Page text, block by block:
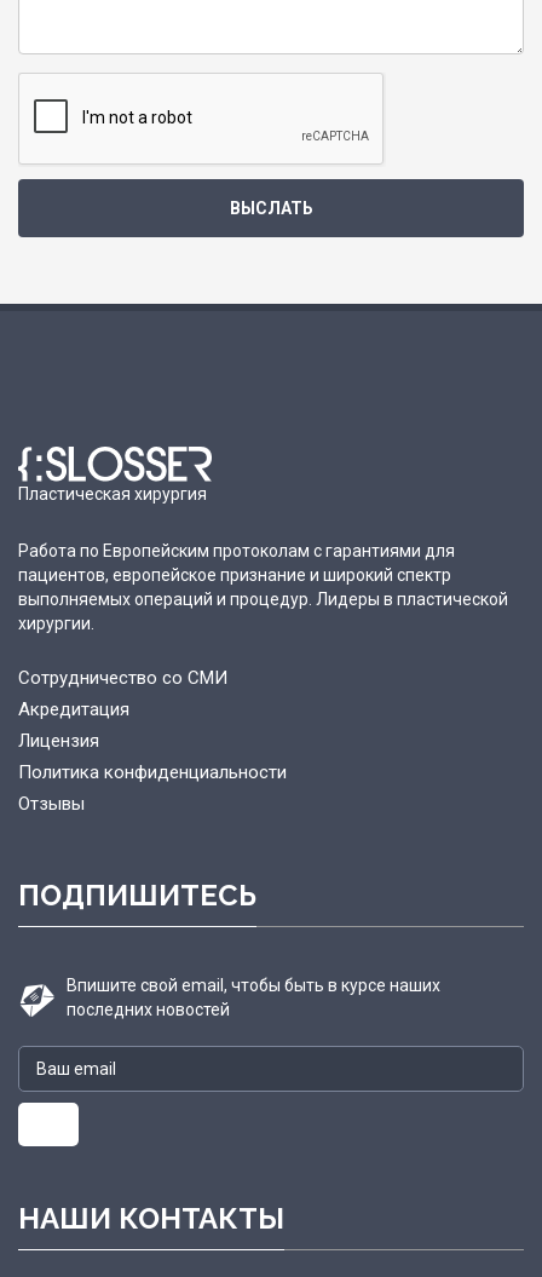
Пластическая хирургия
Работа по Европейским протоколам с гарантиями для
пациентов, европейское признание и широкий спектр
выполняемых операций и процедур. Лидеры в пластической
хирургии.
Сотрудничество со СМИ
Акредитация
Лицензия
Политика конфиденциальности
Отзывы
ПОДПИШИТЕСЬ
Впишите свой email, чтобы быть в курсе наших
последних новостей
НАШИ КОНТАКТЫ